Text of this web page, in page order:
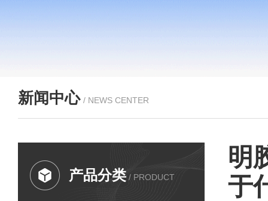
新闻中心 / NEWS CENTER
产品分类 / PRODUCT
明
于